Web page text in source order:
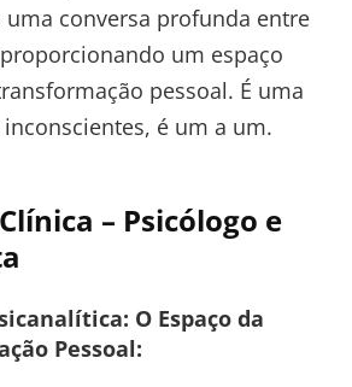
uma conversa profunda entre
um espaço
pessoal. É uma
é um a um.
– Psicólogo e
O Espaço da
Pessoal: